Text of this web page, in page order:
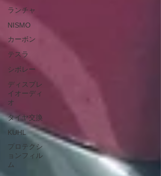
ランチャ
NISMO
カーボン
テスラ
シボレー
ディスプレ
イオーディ
オ
タイヤ交換
KUHL
プロテクシ
ョンフィル
ム